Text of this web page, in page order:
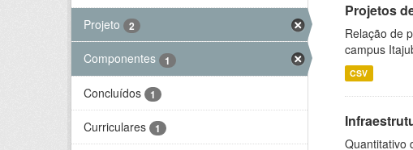
Projeto 2
Componentes 1
Concluídos 1
Curriculares 1
Projetos
Relação de
campus
CSV
Quantitativo